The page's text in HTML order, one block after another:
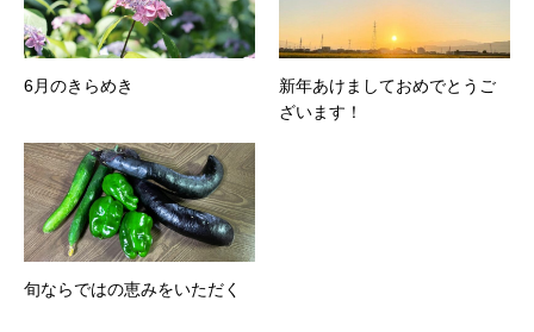
6月のきらめき
新年あけましておめでとうご
ざいます！
旬ならではの恵みをいただく